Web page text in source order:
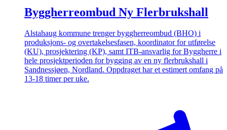
Byggherreombud Ny Flerbrukshall
Alstahaug kommune trenger byggherreombud (BHO) i
produksjons- og overtakelsesfasen, koordinator for utførelse
(KU), prosjektering (KP), samt ITB-ansvarlig for Byggherre i
hele prosjektperioden for bygging av en ny flerbrukshall i
Sandnessjøen, Nordland. Oppdraget har et estimert omfang på
13-18 timer per uke.